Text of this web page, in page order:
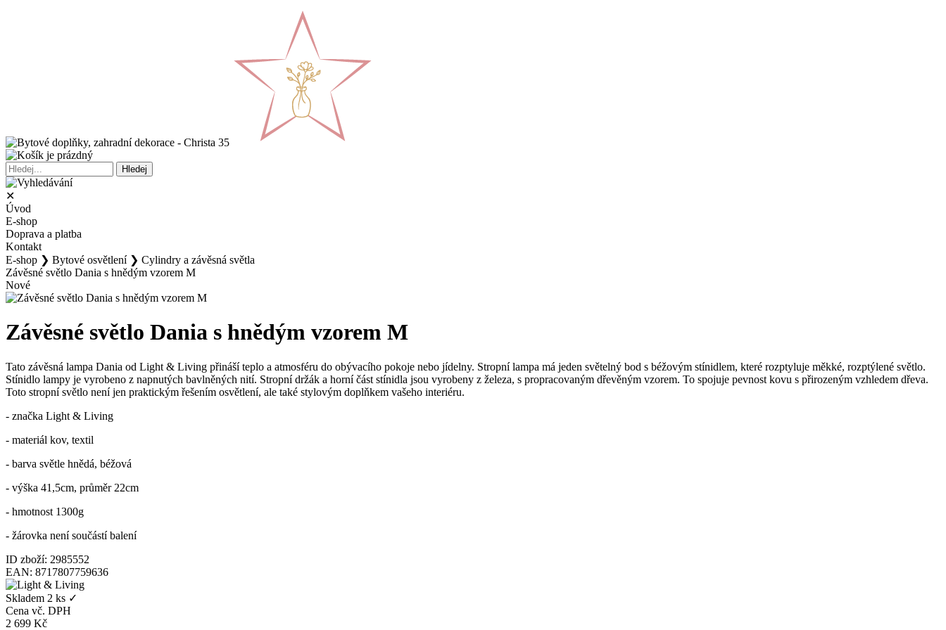
✕
Úvod
E-shop
Doprava a platba
Kontakt
E-shop ❯ Bytové osvětlení ❯ Cylindry a závěsná světla
Závěsné světlo Dania s hnědým vzorem M
Nové
Závěsné světlo Dania s hnědým vzorem M
Tato závěsná lampa Dania od Light & Living přináší teplo a atmosféru do obývacího pokoje nebo jídelny. Stropní lampa má jeden světelný bod s béžovým stínidlem, které rozptyluje měkké, rozptýlené světlo.
Stínidlo lampy je vyrobeno z napnutých bavlněných nití. Stropní držák a horní část stínidla jsou vyrobeny z železa, s propracovaným dřevěným vzorem. To spojuje pevnost kovu s přirozeným vzhledem dřeva.
Toto stropní světlo není jen praktickým řešením osvětlení, ale také stylovým doplňkem vašeho interiéru.
- značka Light & Living
- materiál kov, textil
- barva světle hnědá, béžová
- výška 41,5cm, průměr 22cm
- hmotnost 1300g
- žárovka není součástí balení
ID zboží: 2985552
EAN: 8717807759636
Skladem 2 ks ✓
Cena vč. DPH
2 699 Kč